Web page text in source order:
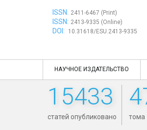
ISSN: 2411-6467 (Print)
ISSN: 2413-9335 (Online)
DOI: 10.31618/ESU.2413-9335
НАУЧНОЕ ИЗДАТЕЛЬСТВО
15433
статей опубликовано тома